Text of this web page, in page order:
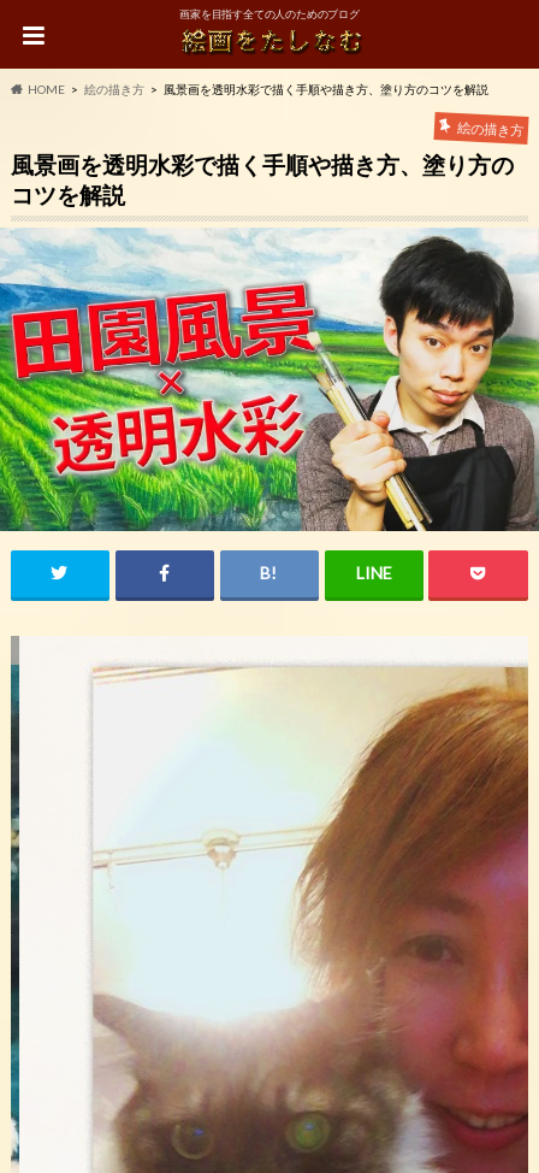
画家を目指す全ての人のためのブログ
HOME 絵の描き方 風景画を透明水彩で描く手順や描き方、塗り方のコツを解説
絵の描き方
風景画を透明水彩で描く手順や描き方、塗り方の
コツを解説